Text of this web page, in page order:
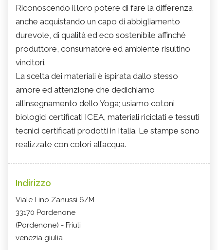
Riconoscendo il loro potere di fare la differenza
anche acquistando un capo di abbigliamento
durevole, di qualità ed eco sostenibile affinché
produttore, consumatore ed ambiente risultino
vincitori.
La scelta dei materiali è ispirata dallo stesso
amore ed attenzione che dedichiamo
all’insegnamento dello Yoga; usiamo cotoni
biologici certificati ICEA, materiali riciclati e tessuti
tecnici certificati prodotti in Italia. Le stampe sono
realizzate con colori all’acqua.
Indirizzo
Viale Lino Zanussi 6/M
33170 Pordenone
(Pordenone) - Friuli
venezia giulia